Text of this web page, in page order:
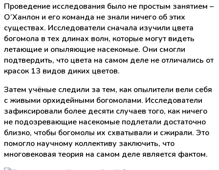
Проведение исследования было не простым занятием –
О’Ханлон и его команда не знали ничего об этих
существах. Исследователи сначала изучили цвета
богомола в тех длинах волн, которые могут видеть
летающие и опыляющие насекомые. Они смогли
подтвердить, что цвета на самом деле не отличались от
красок 13 видов диких цветов.
Затем учёные следили за тем, как опылители вели себя
с живыми орхидейными богомолами. Исследователи
зафиксировали более десяти случаев того, как ничего
не подозревающие насекомые подлетали достаточно
близко, чтобы богомолы их схватывали и сжирали. Это
помогло научному коллективу заключить, что
многовековая теория на самом деле является фактом.